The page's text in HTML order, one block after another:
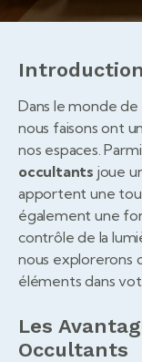
Introduction
Dans le monde
nous faisons ont
nos espaces.
occultants joue
apportent une
également une
contrôle de la
nous explorerons
éléments dans
Les
Occultants